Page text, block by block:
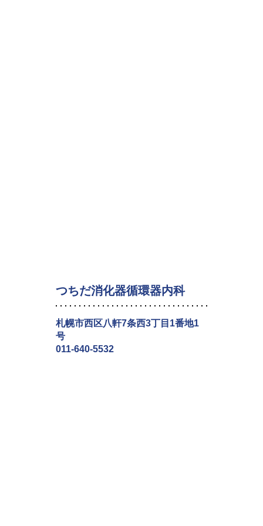
つちだ消化器循環器内科
札幌市西区八軒7条西3丁目1番地1
号
011-640-5532